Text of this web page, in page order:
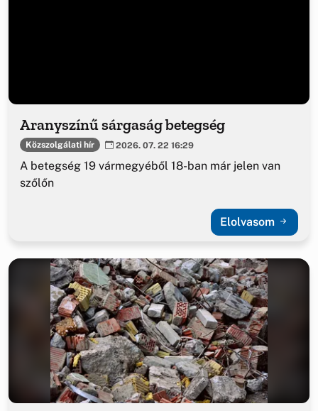
Aranyszínű sárgaság betegség
Közszolgálati hír 2026. 07. 22 16:29
A betegség 19 vármegyéből 18-ban már jelen van
szőlőn
Elolvasom